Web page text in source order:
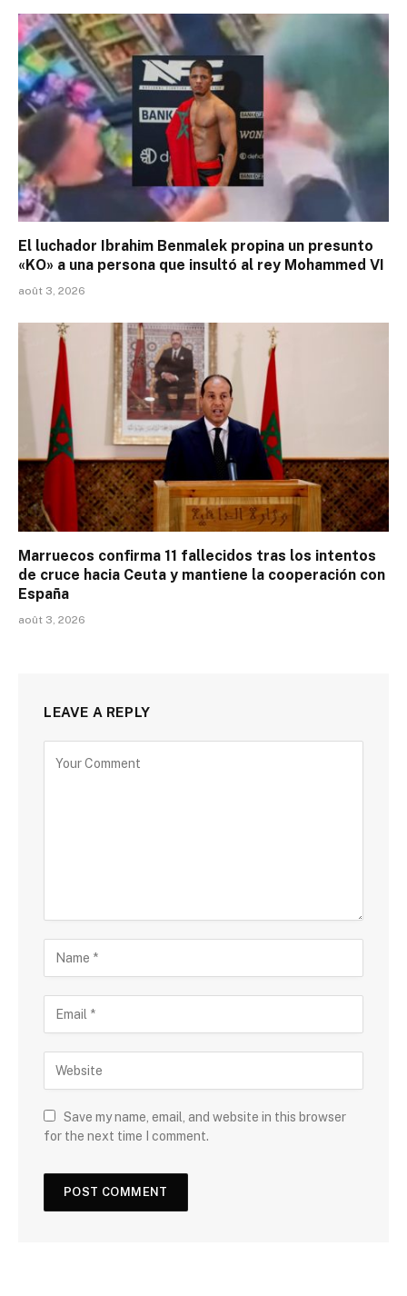
El luchador Ibrahim Benmalek propina un presunto
«KO» a una persona que insultó al rey Mohammed VI
août 3, 2026
Marruecos confirma 11 fallecidos tras los intentos
de cruce hacia Ceuta y mantiene la cooperación con
España
août 3, 2026
LEAVE A REPLY
Save my name, email, and website in this browser
for the next time I comment.